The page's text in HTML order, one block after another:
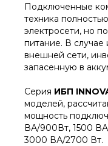
Подключенные
техника
электросети, но
питание. В
внешней сети,
запасенную в
Серия ИБП
моделей,
мощность
ВА/900Вт, 1500
3000 ВА/2700 Вт.